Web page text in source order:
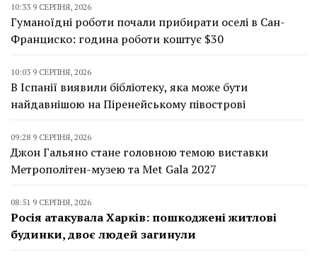
10:33 9 СЕРПНЯ, 2026
Гуманоїдні роботи почали прибирати оселі в Сан-
Франциско: година роботи коштує $30
10:03 9 СЕРПНЯ, 2026
В Іспанії виявили бібліотеку, яка може бути
найдавнішою на Піренейському півострові
09:28 9 СЕРПНЯ, 2026
Джон Гальяно стане головною темою виставки
Метрополітен-музею та Met Gala 2027
08:51 9 СЕРПНЯ, 2026
Росія атакувала Харків: пошкоджені житлові
будинки, двоє людей загинули